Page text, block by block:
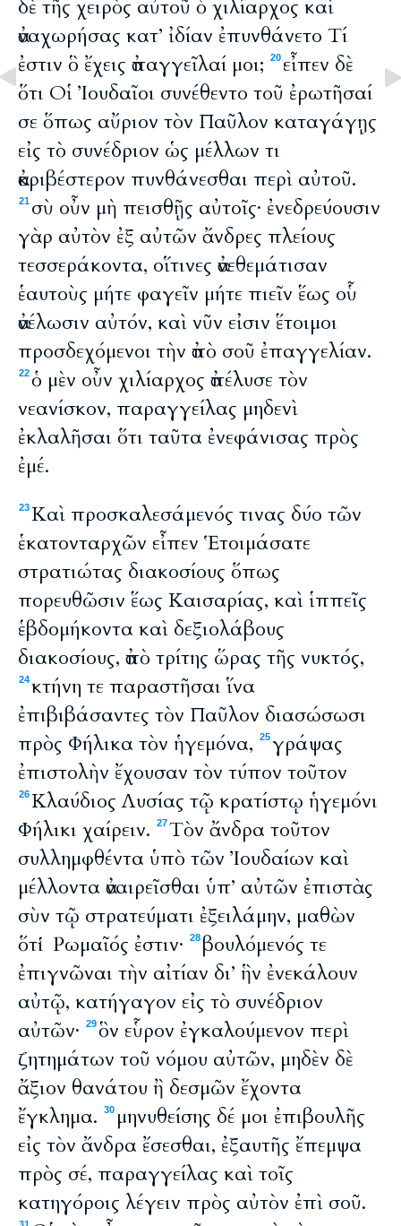
δὲ τῆς χειρὸς αὐτοῦ ὁ χιλίαρχος καὶ
ἀναχωρήσας κατ’ ἰδίαν ἐπυνθάνετο Τί
ἐστιν ὃ ἔχεις ἀπαγγεῖλαί μοι;
20 εἶπεν δὲ
ὅτι Οἱ Ἰουδαῖοι συνέθεντο τοῦ ἐρωτῆσαί
σε ὅπως αὔριον τὸν Παῦλον καταγάγῃς
εἰς τὸ συνέδριον ὡς μέλλων τι
ἀκριβέστερον πυνθάνεσθαι περὶ αὐτοῦ.
21 σὺ οὖν μὴ πεισθῇς αὐτοῖς· ἐνεδρεύουσιν
γὰρ αὐτὸν ἐξ αὐτῶν ἄνδρες πλείους
τεσσεράκοντα, οἵτινες ἀνεθεμάτισαν
ἑαυτοὺς μήτε φαγεῖν μήτε πιεῖν ἕως οὗ
ἀνέλωσιν αὐτόν, καὶ νῦν εἰσιν ἕτοιμοι
προσδεχόμενοι τὴν ἀπὸ σοῦ ἐπαγγελίαν.
22ὁ μὲν οὖν χιλίαρχος ἀπέλυσε τὸν
νεανίσκον, παραγγείλας μηδενὶ
ἐκλαλῆσαι ὅτι ταῦτα ἐνεφάνισας πρὸς
ἐμέ.
23Καὶ προσκαλεσάμενός τινας δύο τῶν
ἑκατονταρχῶν εἶπεν Ἑτοιμάσατε
στρατιώτας διακοσίους ὅπως
πορευθῶσιν ἕως Καισαρίας, καὶ ἱππεῖς
ἑβδομήκοντα καὶ δεξιολάβους
διακοσίους, ἀπὸ τρίτης ὥρας τῆς νυκτός,
24κτήνη τε παραστῆσαι ἵνα
ἐπιβιβάσαντες τὸν Παῦλον διασώσωσι
πρὸς Φήλικα τὸν ἡγεμόνα,
25 γράψας
ἐπιστολὴν ἔχουσαν τὸν τύπον τοῦτον
26Κλαύδιος Λυσίας τῷ κρατίστῳ ἡγεμόνι
Φήλικι χαίρειν.
27Τὸν ἄνδρα τοῦτον
συλλημφθέντα ὑπὸ τῶν Ἰουδαίων καὶ
μέλλοντα ἀναιρεῖσθαι ὑπ’ αὐτῶν ἐπιστὰς
σὺν τῷ στρατεύματι ἐξειλάμην, μαθὼν
ὅτι Ῥωμαῖός ἐστιν·
28 βουλόμενός τε
ἐπιγνῶναι τὴν αἰτίαν δι’ ἣν ἐνεκάλουν
αὐτῷ, κατήγαγον εἰς τὸ συνέδριον
αὐτῶν·
29ὃν εὗρον ἐγκαλούμενον περὶ
ζητημάτων τοῦ νόμου αὐτῶν, μηδὲν δὲ
ἄξιον θανάτου ἢ δεσμῶν ἔχοντα
ἔγκλημα.
30 μηνυθείσης δέ μοι ἐπιβουλῆς
εἰς τὸν ἄνδρα ἔσεσθαι, ἐξαυτῆς ἔπεμψα
πρὸς σέ, παραγγείλας καὶ τοῖς
κατηγόροις λέγειν πρὸς αὐτὸν ἐπὶ σοῦ.